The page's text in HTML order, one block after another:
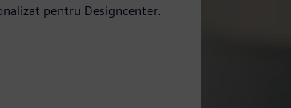
pentru Designcenter.